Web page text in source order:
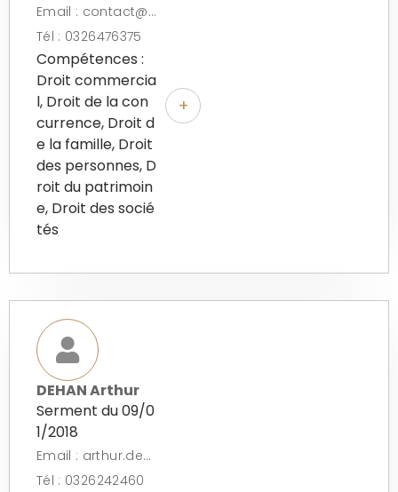
Email : contact@rcl-avocats.fr
Tél : 0326476375
Compétences :
Droit commercia
l, Droit de la con
currence, Droit d
e la famille, Droit
des personnes, D
roit du patrimoin
e, Droit des socié
tés
+
DEHAN Arthur
Serment du 09/0
1/2018
Email : arthur.dehan@fidal.com
Tél : 0326242460